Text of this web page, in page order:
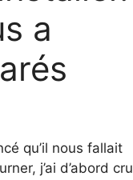
a
qu’il nous fallait
j’ai d’abord cru